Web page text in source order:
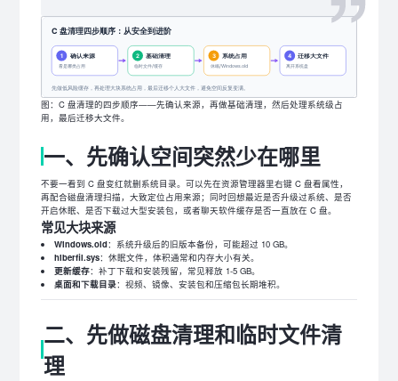
电脑维修
图：C 盘清理的四步顺序——先确认来源，再做基础清理，然后处理系统级占
用，最后迁移大文件。
一、先确认空间突然少在哪里
不要一看到 C 盘变红就删系统目录。可以先在资源管理器里右键 C 盘看属性，
再配合磁盘清理扫描，大致定位占用来源；同时回想最近是否升级过系统、是否
开启休眠、是否下载过大型安装包，或者聊天软件缓存是否一直放在 C 盘。
常见大块来源
Windows.old：系统升级后的旧版本备份，可能超过 10 GB。
hiberfil.sys：休眠文件，体积通常和内存大小有关。
更新缓存：补丁下载和安装残留，常见释放 1-5 GB。
桌面和下载目录：视频、镜像、安装包和压缩包长期堆积。
二、先做磁盘清理和临时文件清
理